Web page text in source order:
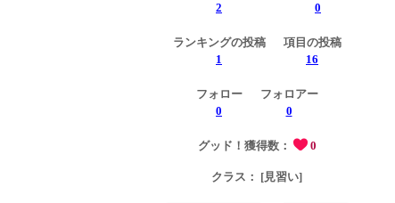
2
0
ランキングの投稿
1
項目の投稿
16
フォロー
0
フォロアー
0
グッド！獲得数： 0
クラス： [見習い]